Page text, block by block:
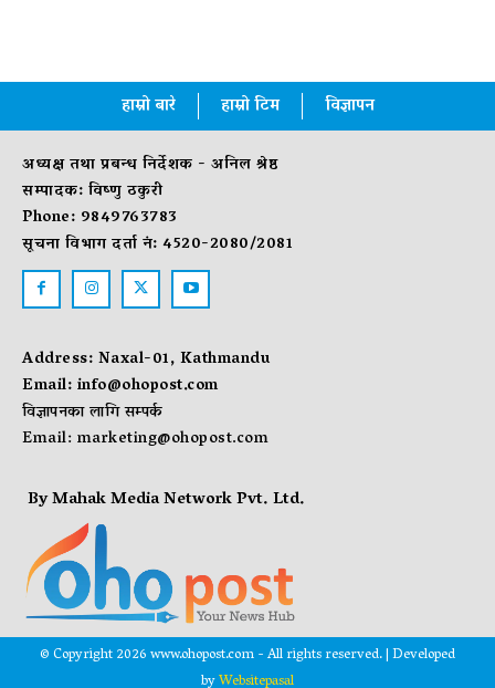
हाम्रो बारे हाम्रो टिम विज्ञापन
अध्यक्ष तथा प्रबन्ध निर्देशक - अनिल श्रेष्ठ
सम्पादक: विष्णु ठकुरी
Phone: 9849763783
सूचना विभाग दर्ता नं: 4520-2080/2081
Address: Naxal-01, Kathmandu
Email:info@ohopost.com
विज्ञापनका लागि सम्पर्क
Email:marketing@ohopost.com
By Mahak Media Network Pvt. Ltd.
© Copyright 2026 www.ohopost.com - All rights reserved. | Developed
byWebsitepasal